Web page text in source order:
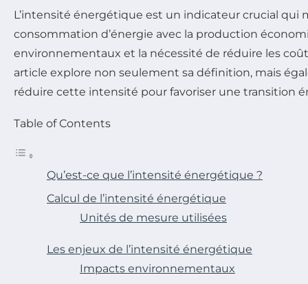
L’intensité énergétique est un indicateur crucial qui
consommation d’énergie avec la production
environnementaux et la nécessité de réduire les
article explore non seulement sa définition, mais
réduire cette intensité pour favoriser une transition
Table of Contents
Qu’est-ce que l’intensité énergétique ?
Calcul de l’intensité énergétique
Unités de mesure utilisées
Les enjeux de l’intensité énergétique
Impacts environnementaux